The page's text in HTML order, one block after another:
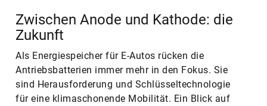
Zwischen Anode und Kathode: die
Zukunft
Als Energiespeicher für E-Autos rücken die
Antriebsbatterien immer mehr in den Fokus. Sie
sind Herausforderung und Schlüsseltechnologie
für eine klimaschonende Mobilität. Ein Blick auf